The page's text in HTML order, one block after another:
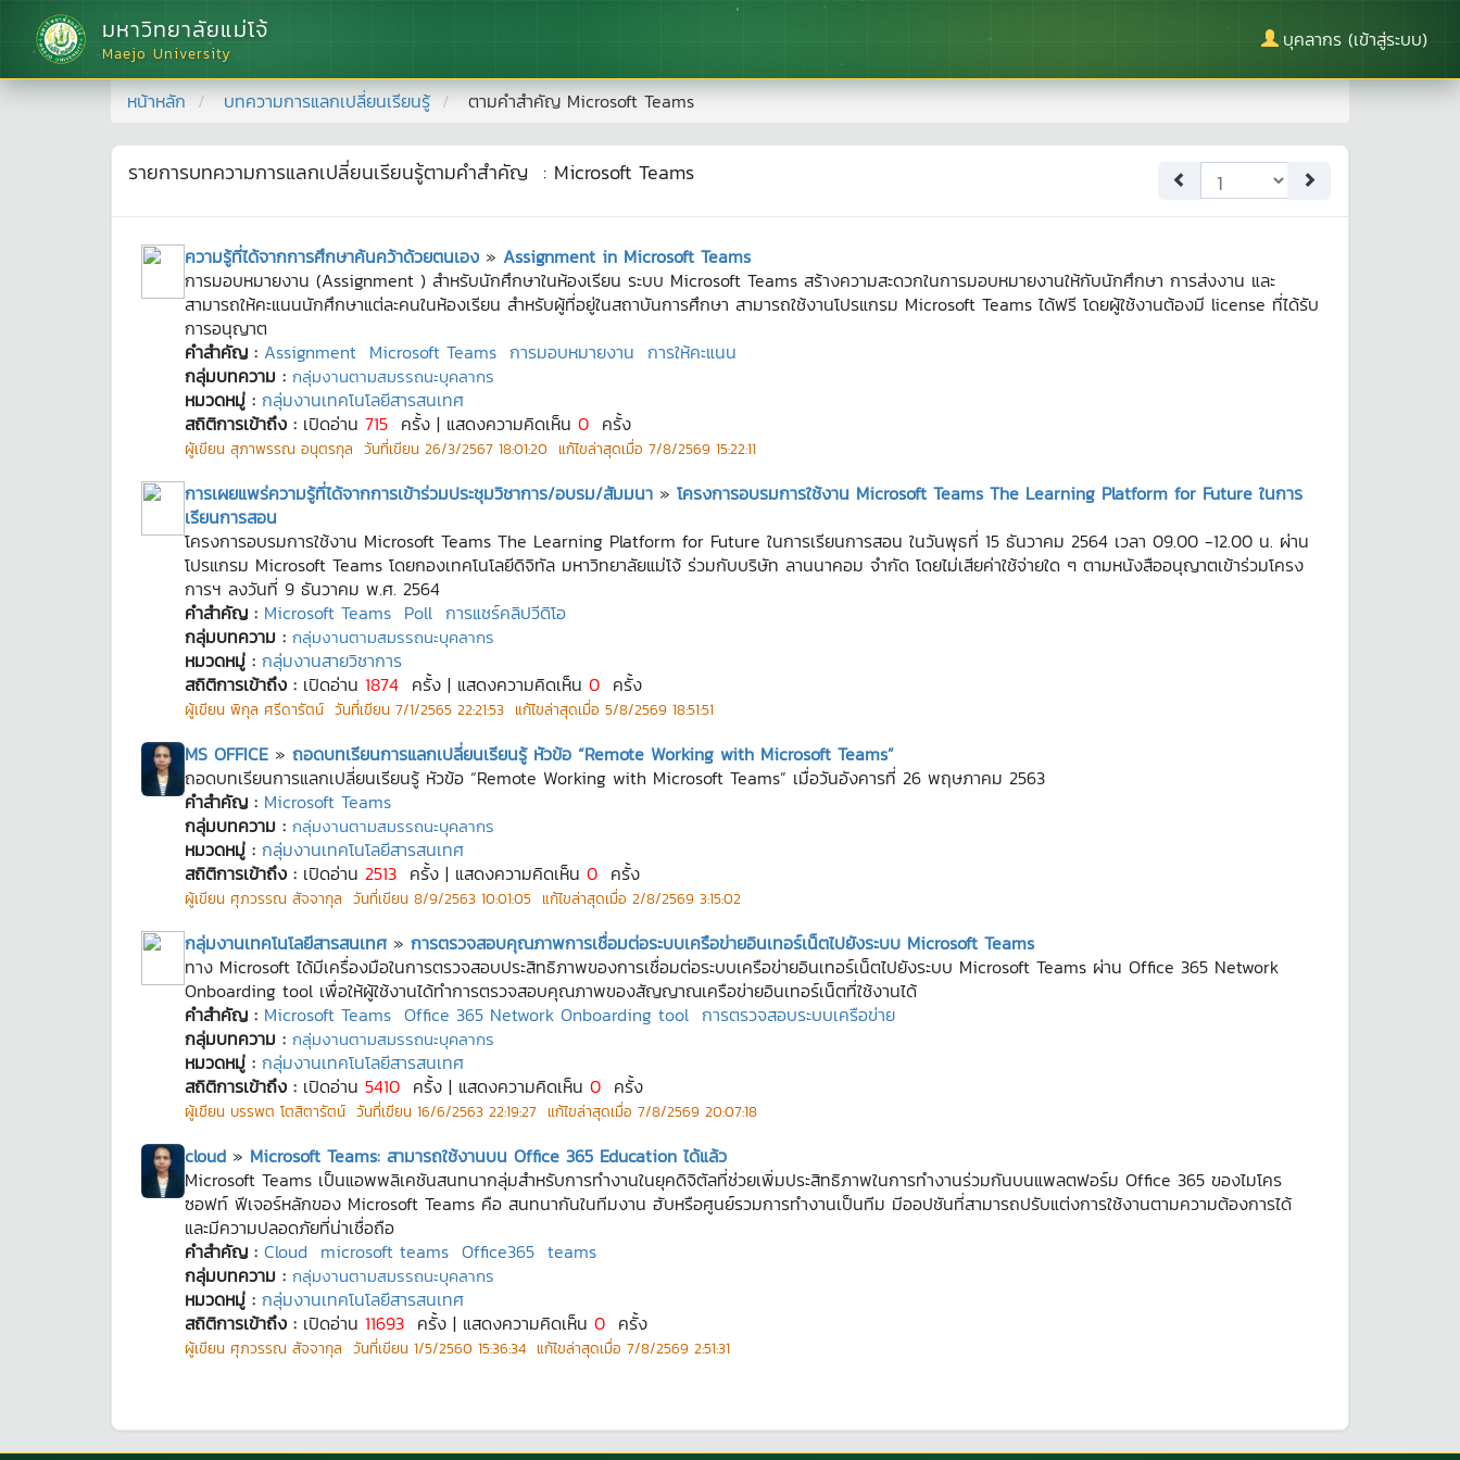
มหาวิทยาลัยแม่โจ้
Maejo University
บุคลากร (เข้าสู่ระบบ)
หน้าหลัก บทความการแลกเปลี่ยนเรียนรู้ ตามคำสำคัญ Microsoft Teams
รายการบทความการแลกเปลี่ยนเรียนรู้ตามคำสำคัญ : Microsoft Teams
ความรู้ที่ได้จากการศึกษาค้นคว้าด้วยตนเอง » Assignment in Microsoft Teams
การมอบหมายงาน (Assignment ) สำหรับนักศึกษาในห้องเรียน ระบบ Microsoft Teams สร้างความสะดวกในการมอบหมายงานให้กับนักศึกษา การส่งงาน และ
สามารถให้คะแนนนักศึกษาแต่ละคนในห้องเรียน สำหรับผู้ที่อยู่ในสถาบันการศึกษา สามารถใช้งานโปรแกรม Microsoft Teams ได้ฟรี โดยผู้ใช้งานต้องมี license ที่ได้รับ
การอนุญาต
คำสำคัญ : Assignment Microsoft Teams การมอบหมายงาน การให้คะแนน
กลุ่มบทความ : กลุ่มงานตามสมรรถนะบุคลากร
หมวดหมู่ : กลุ่มงานเทคโนโลยีสารสนเทศ
สถิติการเข้าถึง : เปิดอ่าน 715 ครั้ง | แสดงความคิดเห็น 0 ครั้ง
ผู้เขียน สุภาพรรณ อนุตรกุล วันที่เขียน 26/3/2567 18:01:20 แก้ไขล่าสุดเมื่อ 7/8/2569 15:22:11
การเผยแพร่ความรู้ที่ได้จากการเข้าร่วมประชุมวิชาการ/อบรม/สัมมนา » โครงการอบรมการใช้งาน Microsoft Teams The Learning Platform for Future ในการ
เรียนการสอน
โครงการอบรมการใช้งาน Microsoft Teams The Learning Platform for Future ในการเรียนการสอน ในวันพุธที่ 15 ธันวาคม 2564 เวลา 09.00 -12.00 น. ผ่าน
โปรแกรม Microsoft Teams โดยกองเทคโนโลยีดิจิทัล มหาวิทยาลัยแม่โจ้ ร่วมกับบริษัท ลานนาคอม จำกัด โดยไม่เสียค่าใช้จ่ายใด ๆ ตามหนังสืออนุญาตเข้าร่วมโครง
การฯ ลงวันที่ 9 ธันวาคม พ.ศ. 2564
คำสำคัญ : Microsoft Teams Poll การแชร์คลิปวีดิโอ
กลุ่มบทความ : กลุ่มงานตามสมรรถนะบุคลากร
หมวดหมู่ : กลุ่มงานสายวิชาการ
สถิติการเข้าถึง : เปิดอ่าน 1874 ครั้ง | แสดงความคิดเห็น 0 ครั้ง
ผู้เขียน พิกุล ศรีดารัตน์ วันที่เขียน 7/1/2565 22:21:53 แก้ไขล่าสุดเมื่อ 5/8/2569 18:51:51
MS OFFICE » ถอดบทเรียนการแลกเปลี่ยนเรียนรู้ หัวข้อ “Remote Working with Microsoft Teams”
ถอดบทเรียนการแลกเปลี่ยนเรียนรู้ หัวข้อ “Remote Working with Microsoft Teams” เมื่อวันอังคารที่ 26 พฤษภาคม 2563
คำสำคัญ : Microsoft Teams
กลุ่มบทความ : กลุ่มงานตามสมรรถนะบุคลากร
หมวดหมู่ : กลุ่มงานเทคโนโลยีสารสนเทศ
สถิติการเข้าถึง : เปิดอ่าน 2513 ครั้ง | แสดงความคิดเห็น 0 ครั้ง
ผู้เขียน ศุภวรรณ สัจจากุล วันที่เขียน 8/9/2563 10:01:05 แก้ไขล่าสุดเมื่อ 2/8/2569 3:15:02
กลุ่มงานเทคโนโลยีสารสนเทศ » การตรวจสอบคุณภาพการเชื่อมต่อระบบเครือข่ายอินเทอร์เน็ตไปยังระบบ Microsoft Teams
ทาง Microsoft ได้มีเครื่องมือในการตรวจสอบประสิทธิภาพของการเชื่อมต่อระบบเครือข่ายอินเทอร์เน็ตไปยังระบบ Microsoft Teams ผ่าน Office 365 Network
Onboarding tool เพื่อให้ผู้ใช้งานได้ทำการตรวจสอบคุณภาพของสัญญาณเครือข่ายอินเทอร์เน็ตที่ใช้งานได้
คำสำคัญ : Microsoft Teams Office 365 Network Onboarding tool การตรวจสอบระบบเครือข่าย
กลุ่มบทความ : กลุ่มงานตามสมรรถนะบุคลากร
หมวดหมู่ : กลุ่มงานเทคโนโลยีสารสนเทศ
สถิติการเข้าถึง : เปิดอ่าน 5410 ครั้ง | แสดงความคิดเห็น 0 ครั้ง
ผู้เขียน บรรพต โตสิตารัตน์ วันที่เขียน 16/6/2563 22:19:27 แก้ไขล่าสุดเมื่อ 7/8/2569 20:07:18
cloud » Microsoft Teams: สามารถใช้งานบน Office 365 Education ได้แล้ว
Microsoft Teams เป็นแอพพลิเคชันสนทนากลุ่มสำหรับการทำงานในยุคดิจิตัลที่ช่วยเพิ่มประสิทธิภาพในการทำงานร่วมกันบนแพลตฟอร์ม Office 365 ของไมโคร
ซอฟท์ ฟีเจอร์หลักของ Microsoft Teams คือ สนทนากันในทีมงาน ฮับหรือศูนย์รวมการทำงานเป็นทีม มีออปชันที่สามารถปรับแต่งการใช้งานตามความต้องการได้
และมีความปลอดภัยที่น่าเชื่อถือ
คำสำคัญ : Cloud microsoft teams Office365 teams
กลุ่มบทความ : กลุ่มงานตามสมรรถนะบุคลากร
หมวดหมู่ : กลุ่มงานเทคโนโลยีสารสนเทศ
สถิติการเข้าถึง : เปิดอ่าน 11693 ครั้ง | แสดงความคิดเห็น 0 ครั้ง
ผู้เขียน ศุภวรรณ สัจจากุล วันที่เขียน 1/5/2560 15:36:34 แก้ไขล่าสุดเมื่อ 7/8/2569 2:51:31